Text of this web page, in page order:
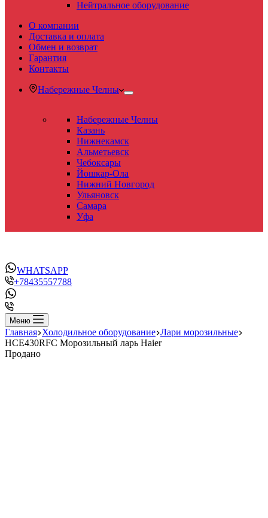
Нейтральное оборудование
О компании
Доставка и оплата
Обмен и возврат
Гарантия
Контакты
Набережные Челны
Набережные Челны
Казань
Нижнекамск
Альметьевск
Чебоксары
Йошкар-Ола
Нижний Новгород
Ульяновск
Самара
Уфа
WHATSAPP
+78435557788
Меню
Главная Холодильное оборудование Лари морозильные
HCE430RFC Морозильный ларь Haier
Продано